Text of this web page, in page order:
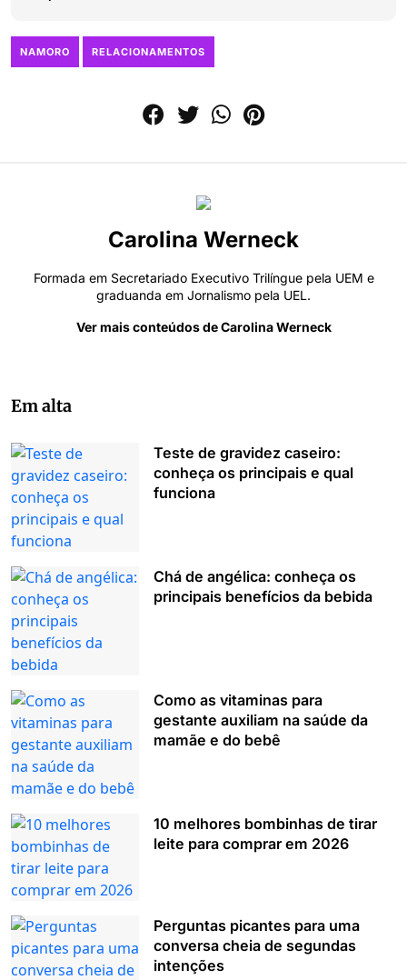
NAMORO RELACIONAMENTOS
Carolina Werneck
Formada em Secretariado Executivo Trilíngue pela UEM e
graduanda em Jornalismo pela UEL.
Ver mais conteúdos de Carolina Werneck
Em alta
Teste de gravidez caseiro:
conheça os principais e qual
funciona
Chá de angélica: conheça os
principais benefícios da bebida
Como as vitaminas para
gestante auxiliam na saúde da
mamãe e do bebê
10 melhores bombinhas de tirar
leite para comprar em 2026
Perguntas picantes para uma
conversa cheia de segundas
intenções